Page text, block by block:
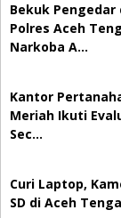
Bekuk Pengedar
Polres Aceh
Narkoba A…
Kantor
Meriah Ikuti
Sec…
Curi Laptop,
SD di Aceh